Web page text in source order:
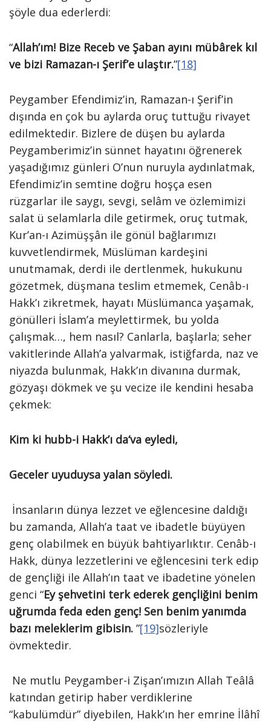
şöyle dua ederlerdi:
“Allah’ım! Bize Receb ve Şaban ayını mübârek kıl
ve bizi Ramazan-ı Şerif’e ulaştır.”[18]
Peygamber Efendimiz’in, Ramazan-ı Şerif’in
dışında en çok bu aylarda oruç tuttuğu rivayet
edilmektedir. Bizlere de düşen bu aylarda
Peygamberimiz’in sünnet hayatını öğrenerek
yaşadığımız günleri O’nun nuruyla aydınlatmak,
Efendimiz’in semtine doğru hoşça esen
rüzgarlar ile saygı, sevgi, selâm ve özlemimizi
salat ü selamlarla dile getirmek, oruç tutmak,
Kur’an-ı Azimüşşân ile gönül bağlarımızı
kuvvetlendirmek, Müslüman kardeşini
unutmamak, derdi ile dertlenmek, hukukunu
gözetmek, düşmana teslim etmemek, Cenâb-ı
Hakk’ı zikretmek, hayatı Müslümanca yaşamak,
gönülleri İslam’a meylettirmek, bu yolda
çalışmak…, hem nasıl? Canlarla, başlarla; seher
vakitlerinde Allah’a yalvarmak, istiğfarda, naz ve
niyazda bulunmak, Hakk’ın divanına durmak,
gözyaşı dökmek ve şu vecize ile kendini hesaba
çekmek:
Kim ki hubb-i Hakk’ı da‘va eyledi,
Geceler uyuduysa yalan söyledi.
İnsanların dünya lezzet ve eğlencesine daldığı
bu zamanda, Allah’a taat ve ibadetle büyüyen
genç olabilmek en büyük bahtiyarlıktır. Cenâb-ı
Hakk, dünya lezzetlerini ve eğlencesini terk edip
de gençliği ile Allah’ın taat ve ibadetine yönelen
genci “Ey şehvetini terk ederek gençliğini benim
uğrumda feda eden genç! Sen benim yanımda
bazı meleklerim gibisin. ”[19]sözleriyle
övmektedir.
Ne mutlu Peygamber-i Zişan’ımızın Allah Teâlâ
katından getirip haber verdiklerine
“kabulümdür” diyebilen, Hakk’ın her emrine İlâhî